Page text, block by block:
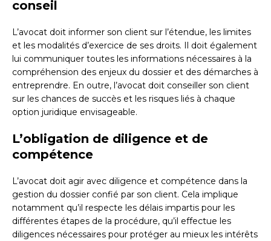
conseil
L’avocat doit informer son client sur l’étendue, les limites
et les modalités d’exercice de ses droits. Il doit également
lui communiquer toutes les informations nécessaires à la
compréhension des enjeux du dossier et des démarches à
entreprendre. En outre, l’avocat doit conseiller son client
sur les chances de succès et les risques liés à chaque
option juridique envisageable.
L’obligation de diligence et de
compétence
L’avocat doit agir avec diligence et compétence dans la
gestion du dossier confié par son client. Cela implique
notamment qu’il respecte les délais impartis pour les
différentes étapes de la procédure, qu’il effectue les
diligences nécessaires pour protéger au mieux les intérêts